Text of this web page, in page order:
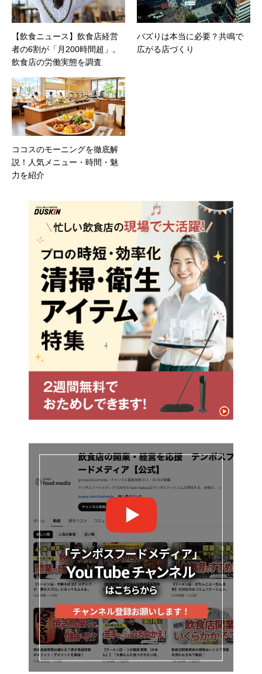
【飲食ニュース】飲食店経営
者の6割が「月200時間超」。
飲食店の労働実態を調査
バズりは本当に必要？共鳴で
広がる店づくり
ココスのモーニングを徹底解
説！人気メニュー・時間・魅
力を紹介